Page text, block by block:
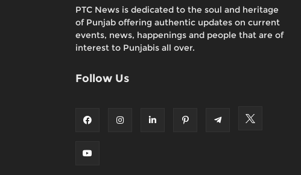
PTC News is dedicated to the soul and heritage
of Punjab offering authentic updates on current
events, news, happenings and people that are of
interest to Punjabis all over.
Follow Us